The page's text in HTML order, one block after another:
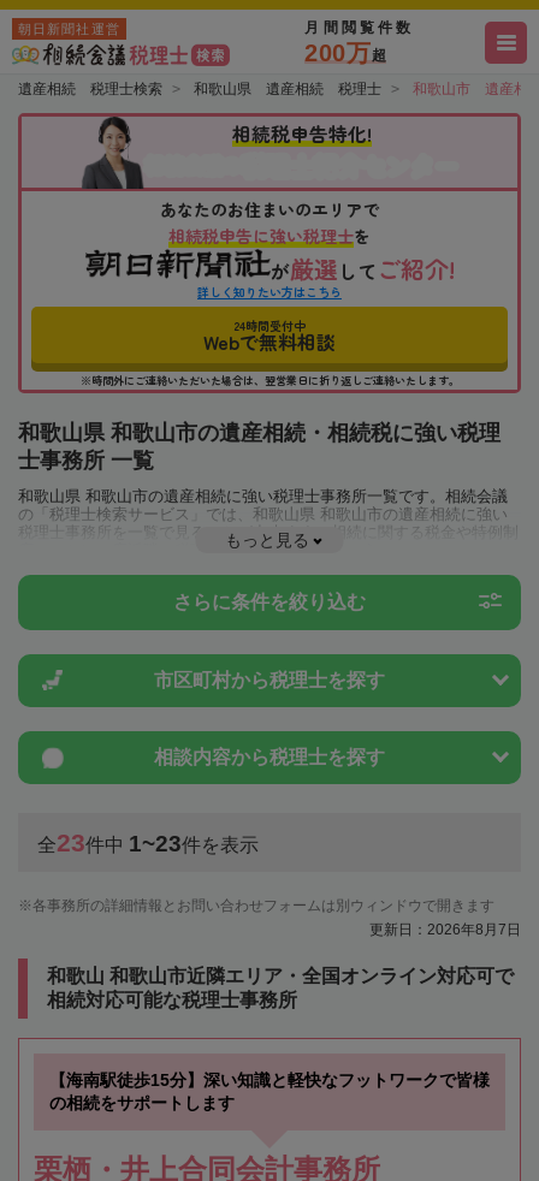
朝日新聞社運営 月間閲覧件数
200万超
遺産相続 税理士検索 和歌山県 遺産相続 税理士 和歌山市 遺産相
相続税申告特化!
あなたのお住まいのエリアで
相続税申告に強い税理士を
が厳選 して ご紹介!
詳しく知りたい方はこちら
24時間受付中
Webで無料相談
※時間外にご連絡いただいた場合は、翌営業日に折り返しご連絡いたします。
和歌山県 和歌山市の遺産相続・相続税に強い税理
士事務所 一覧
和歌山県 和歌山市の遺産相続に強い税理士事務所一覧です。相続会議
の「税理士検索サービス」では、和歌山県 和歌山市の遺産相続に強い
税理士事務所を一覧で見ることが出来ます。相続に関する税金や特例制
度のことは一度近隣の税理士に相談してみましょう。
もっと見る
さらに条件を絞り込む
市区町村から税理士を探す
相談内容から税理士を探す
全23件中 1~23件を表示
各事務所の詳細情報とお問い合わせフォームは別ウィンドウで開きます
更新日：2026年8月7日
和歌山 和歌山市近隣エリア・全国オンライン対応可で
相続対応可能な税理士事務所
【海南駅徒歩15分】深い知識と軽快なフットワークで皆様
の相続をサポートします
栗栖・井上合同会計事務所